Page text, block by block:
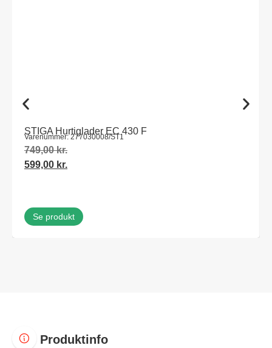
STIGA Hurtiglader EC 430 F
Varenummer: 277030008/ST1
749,00kr.
599,00 kr.
Se produkt
Produktinfo